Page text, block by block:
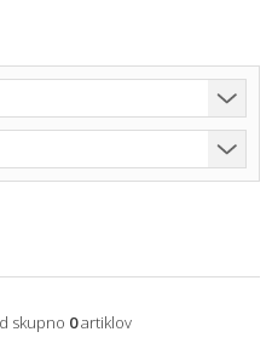
skupno 0artiklov